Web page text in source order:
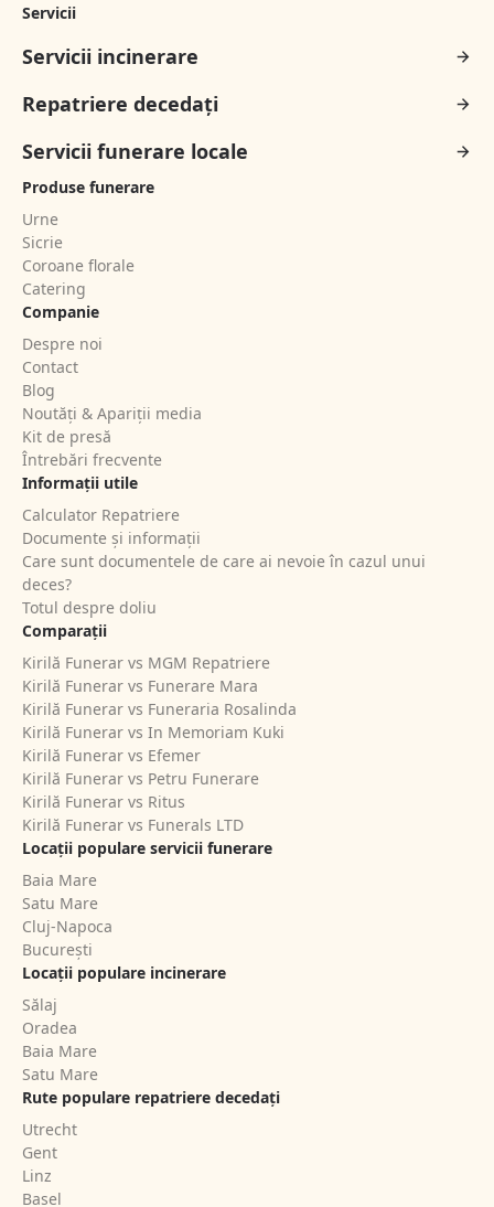
Servicii
Servicii incinerare
Repatriere decedați
Servicii funerare locale
Produse funerare
Urne
Sicrie
Coroane florale
Catering
Companie
Despre noi
Contact
Blog
Noutăți & Apariții media
Kit de presă
Întrebări frecvente
Informații utile
Calculator Repatriere
Documente și informații
Care sunt documentele de care ai nevoie în cazul unui
deces?
Totul despre doliu
Comparații
Kirilă Funerar vs MGM Repatriere
Kirilă Funerar vs Funerare Mara
Kirilă Funerar vs Funeraria Rosalinda
Kirilă Funerar vs In Memoriam Kuki
Kirilă Funerar vs Efemer
Kirilă Funerar vs Petru Funerare
Kirilă Funerar vs Ritus
Kirilă Funerar vs Funerals LTD
Locații populare servicii funerare
Baia Mare
Satu Mare
Cluj-Napoca
București
Locații populare incinerare
Sălaj
Oradea
Baia Mare
Satu Mare
Rute populare repatriere decedați
Utrecht
Gent
Linz
Basel